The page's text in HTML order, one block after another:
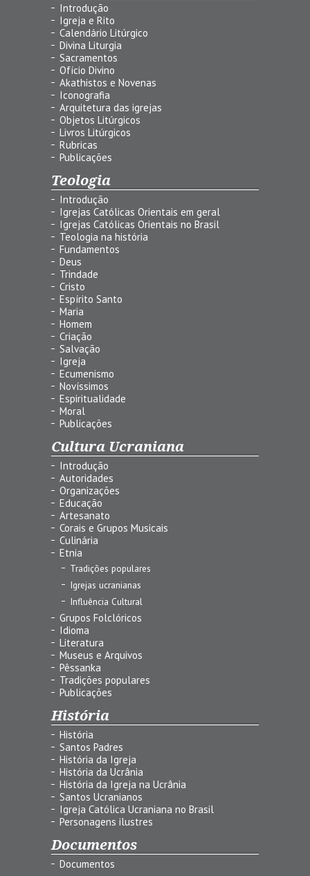
Introdução
Igreja e Rito
Calendário Litúrgico
Divina Liturgia
Sacramentos
Ofício Divino
Akathistos e Novenas
Iconografia
Arquitetura das igrejas
Objetos Litúrgicos
Livros Litúrgicos
Rubricas
Publicações
Teologia
Introdução
Igrejas Católicas Orientais em geral
Igrejas Católicas Orientais no Brasil
Teologia na história
Fundamentos
Deus
Trindade
Cristo
Espírito Santo
Maria
Homem
Criação
Salvação
Igreja
Ecumenismo
Novíssimos
Espiritualidade
Moral
Publicações
Cultura Ucraniana
Introdução
Autoridades
Organizações
Educação
Artesanato
Corais e Grupos Musicais
Culinária
Etnia
Tradições populares
Igrejas ucranianas
Influência Cultural
Grupos Folclóricos
Idioma
Literatura
Museus e Arquivos
Pêssanka
Tradições populares
Publicações
História
História
Santos Padres
História da Igreja
História da Ucrânia
História da Igreja na Ucrânia
Santos Ucranianos
Igreja Católica Ucraniana no Brasil
Personagens ilustres
Documentos
Documentos